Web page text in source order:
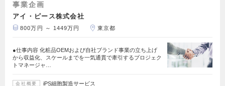
事業企画
アイ・ピース株式会社
800万円 ～ 1449万円 東京都
●仕事内容 化粧品OEMおよび自社ブランド事業の立ち上げ
から収益化、スケールまでを一気通貫で牽引するプロジェク
トマネージャ…
会社概要 iPS細胞製造サービス